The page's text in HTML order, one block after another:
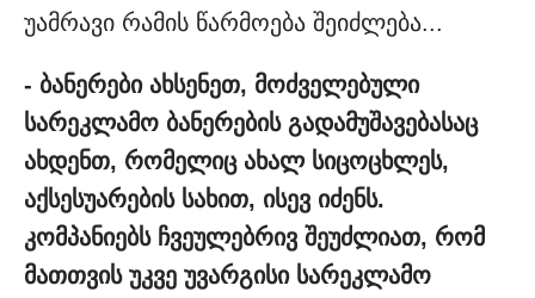
უამრავი რამის წარმოება შეიძლება...
- ბანერები ახსენეთ, მოძველებული
სარეკლამო ბანერების გადამუშავებასაც
ახდენთ, რომელიც ახალ სიცოცხლეს,
აქსესუარების სახით, ისევ იძენს.
კომპანიებს ჩვეულებრივ შეუძლიათ, რომ
მათთვის უკვე უვარგისი სარეკლამო